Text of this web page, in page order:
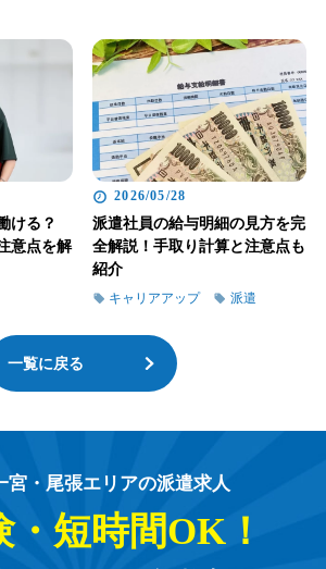
ける？
意点を解
2026/05/28
派遣社員の給与明細の見方を完
全解説！手取り計算と注意点も
紹介
キャリアアップ 派遣
一覧に戻る
宮・尾張エリアの派遣求人
・短時間OK！